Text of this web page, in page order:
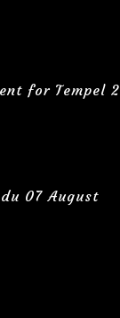
for Tempel 2
07 August